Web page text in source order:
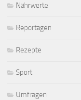
Nährwerte
Reportagen
Rezepte
Sport
Umfragen